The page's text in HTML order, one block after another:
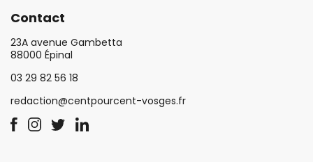
Contact
23A avenue Gambetta
88000 Épinal
03 29 82 56 18
redaction@centpourcent-vosges.fr